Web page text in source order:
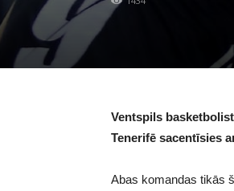
Ventspils
Tenerifē sacentīsies
Abas komandas tikās